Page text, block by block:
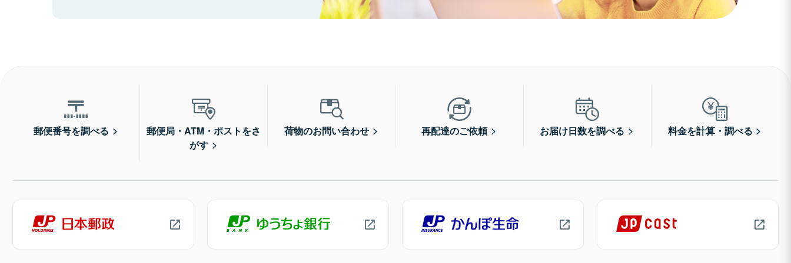
郵便番号を調べる
郵便局・ATM・ポストをさ
がす
荷物のお問い合わせ 再配達のご依頼 お届け日数を調べる 料金を計算・調べる